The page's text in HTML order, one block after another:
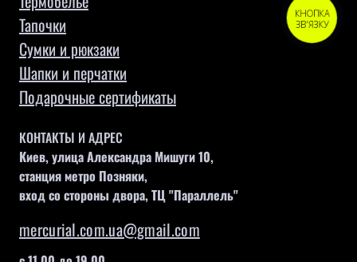
Тапочки
Сумки и рюкзаки
Шапки и перчатки
Подарочные сертификаты
КОНТАКТЫ И АДРЕС
Киев, улица Александра Мишуги 10,
станция метро Позняки,
вход со стороны двора, ТЦ "Параллель"
mercurial.com.ua@gmail.com
КНОПКА
ЗВ'ЯЗКУ